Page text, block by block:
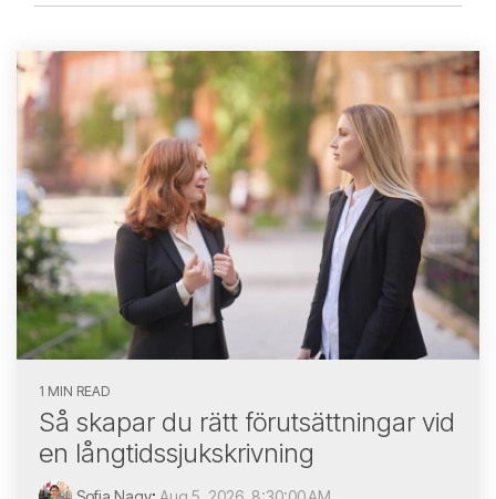
1 MIN READ
Så skapar du rätt förutsättningar vid
en långtidssjukskrivning